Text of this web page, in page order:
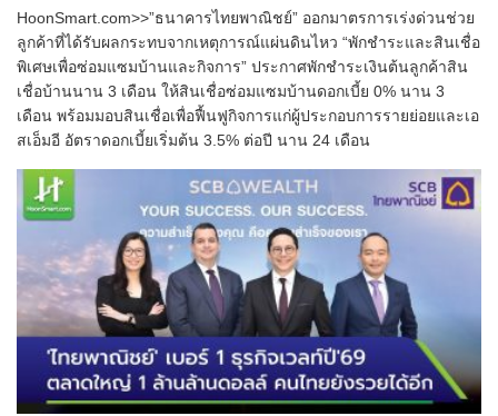
HoonSmart.com>>”ธนาคารไทยพาณิชย์” ออกมาตรการเร่งด่วนช่วย
ลูกค้าที่ได้รับผลกระทบจากเหตุการณ์แผ่นดินไหว “พักชำระและสินเชื่อ
พิเศษเพื่อซ่อมแซมบ้านและกิจการ” ประกาศพักชำระเงินต้นลูกค้าสิน
เชื่อบ้านนาน 3 เดือน ให้สินเชื่อซ่อมแซมบ้านดอกเบี้ย 0% นาน 3
เดือน พร้อมมอบสินเชื่อเพื่อฟื้นฟูกิจการแก่ผู้ประกอบการรายย่อยและเอ
สเอ็มอี อัตราดอกเบี้ยเริ่มต้น 3.5% ต่อปี นาน 24 เดือน